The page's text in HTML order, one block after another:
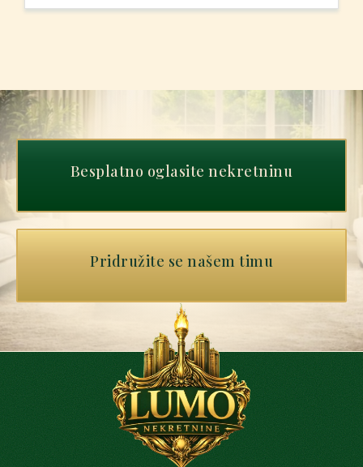
Besplatno oglasite nekretninu
Pridružite se našem timu